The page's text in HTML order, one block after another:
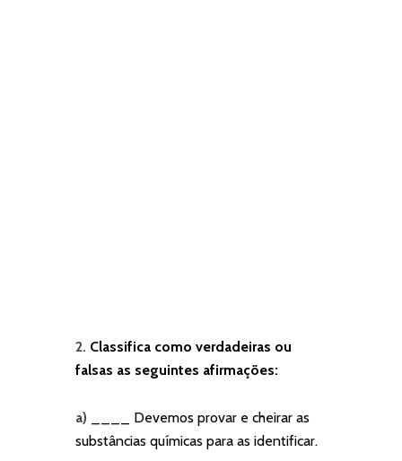
2. Classifica como verdadeiras ou
falsas as seguintes afirmações:
a) ____ Devemos provar e cheirar as
substâncias químicas para as identificar.